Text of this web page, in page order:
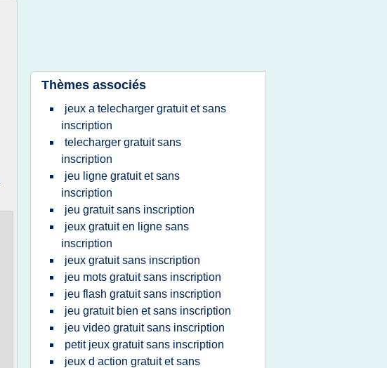
Thèmes associés
jeux a telecharger gratuit et sans
inscription
telecharger gratuit sans
inscription
jeu ligne gratuit et sans
inscription
jeu gratuit sans inscription
jeux gratuit en ligne sans
inscription
jeux gratuit sans inscription
jeu mots gratuit sans inscription
jeu flash gratuit sans inscription
jeu gratuit bien et sans inscription
jeu video gratuit sans inscription
petit jeux gratuit sans inscription
jeux d action gratuit et sans